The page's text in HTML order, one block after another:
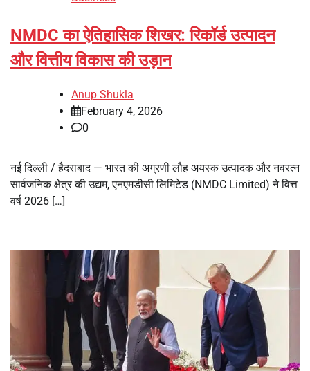
NMDC का ऐतिहासिक शिखर: रिकॉर्ड उत्पादन
और वित्तीय विकास की उड़ान
Anup Shukla
February 4, 2026
0
नई दिल्ली / हैदराबाद — भारत की अग्रणी लौह अयस्क उत्पादक और नवरत्न
सार्वजनिक क्षेत्र की उद्यम, एनएमडीसी लिमिटेड (NMDC Limited) ने वित्त
वर्ष 2026 […]